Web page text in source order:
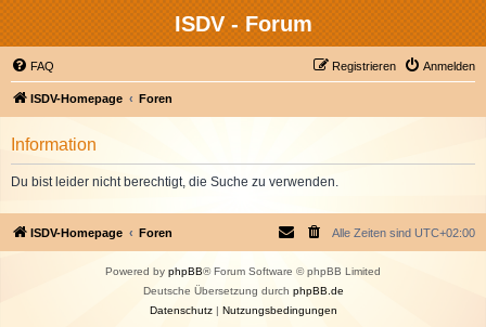
ISDV - Forum
FAQ Anmelden
Registrieren
ISDV-Homepage Foren
Information
Du bist leider nicht berechtigt, die Suche zu verwenden.
ISDV-Homepage Foren Alle Zeiten sind UTC+02:00
Powered by phpBB® Forum Software © phpBB Limited
Deutsche Übersetzung durch phpBB.de
Datenschutz| Nutzungsbedingungen